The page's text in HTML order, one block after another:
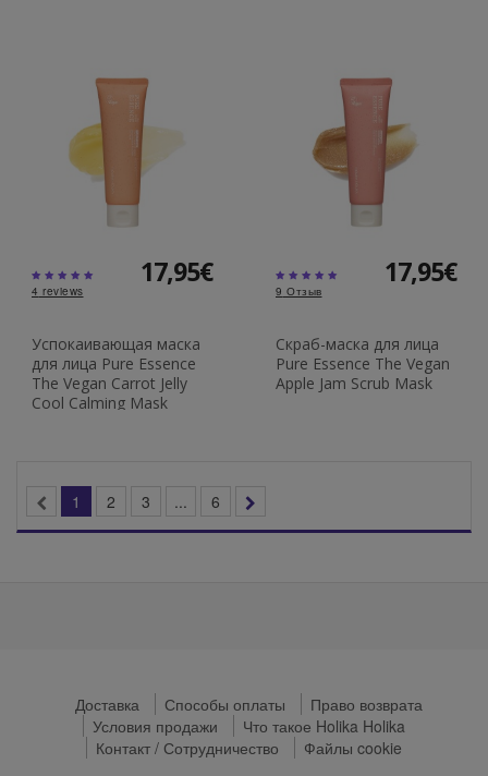
4 reviews
17,95€
Успокаивающая маска
для лица Pure Essence
The Vegan Carrot Jelly
Cool Calming Mask
9 Отзыв
17,95€
Скраб-маска для лица
Pure Essence The Vegan
Apple Jam Scrub Mask
1 2 3 ... 6
Доставка Способы оплаты
Право возврата
Условия продажи
Что такое Holika Holika
Контакт / Сотрудничество
Файлы cookie